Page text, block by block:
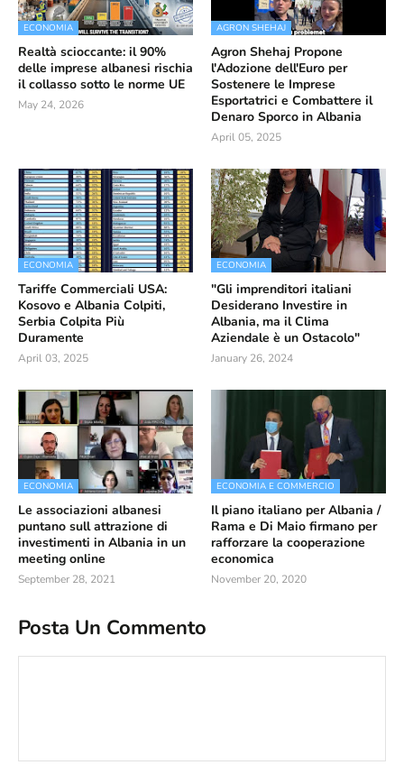
ECONOMIA
Realtà scioccante: il 90%
delle imprese albanesi rischia
il collasso sotto le norme UE
May 24, 2026
AGRON SHEHAJ
Agron Shehaj Propone
l'Adozione dell'Euro per
Sostenere le Imprese
Esportatrici e Combattere il
Denaro Sporco in Albania
April 05, 2025
ECONOMIA
Tariffe Commerciali USA:
Kosovo e Albania Colpiti,
Serbia Colpita Più
Duramente
April 03, 2025
ECONOMIA
"Gli imprenditori italiani
Desiderano Investire in
Albania, ma il Clima
Aziendale è un Ostacolo"
January 26, 2024
ECONOMIA
Le associazioni albanesi
puntano sull attrazione di
investimenti in Albania in un
meeting online
September 28, 2021
ECONOMIA E COMMERCIO
Il piano italiano per Albania /
Rama e Di Maio firmano per
rafforzare la cooperazione
economica
November 20, 2020
Posta Un Commento